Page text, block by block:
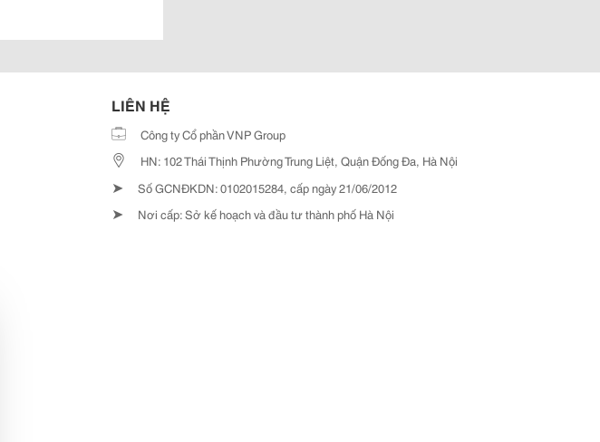
LIÊN HỆ
Công ty Cổ phần VNP Group
HN: 102 Thái Thịnh Phường Trung Liệt, Quận Đống Đa, Hà Nội
➤ Số GCNĐKDN: 0102015284, cấp ngày 21/06/2012
➤ Nơi cấp: Sở kế hoạch và đầu tư thành phố Hà Nội